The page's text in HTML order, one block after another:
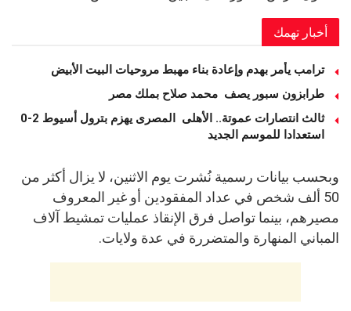
أخبار تهمك
ترامب يأمر بهدم وإعادة بناء مهبط مروحيات البيت الأبيض
طرابزون سبور يصف محمد صلاح بملك مصر
ثالث انتصارات عموتة.. الأهلى المصرى يهزم بترول أسيوط 2-0
استعدادا للموسم الجديد
وبحسب بيانات رسمية نُشرت يوم الاثنين، لا يزال أكثر من
50 ألف شخص في عداد المفقودين أو غير المعروف
مصيرهم، بينما تواصل فرق الإنقاذ عمليات تمشيط آلاف
المباني المنهارة والمتضررة في عدة ولايات.